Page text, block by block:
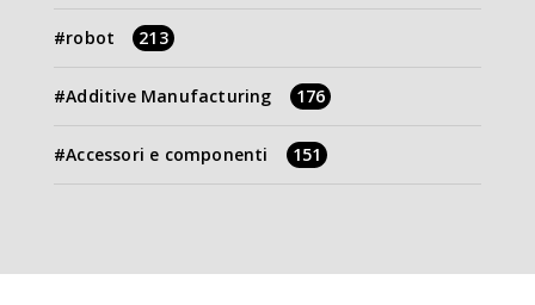
robot 213
Additive Manufacturing 176
Accessori e componenti 151